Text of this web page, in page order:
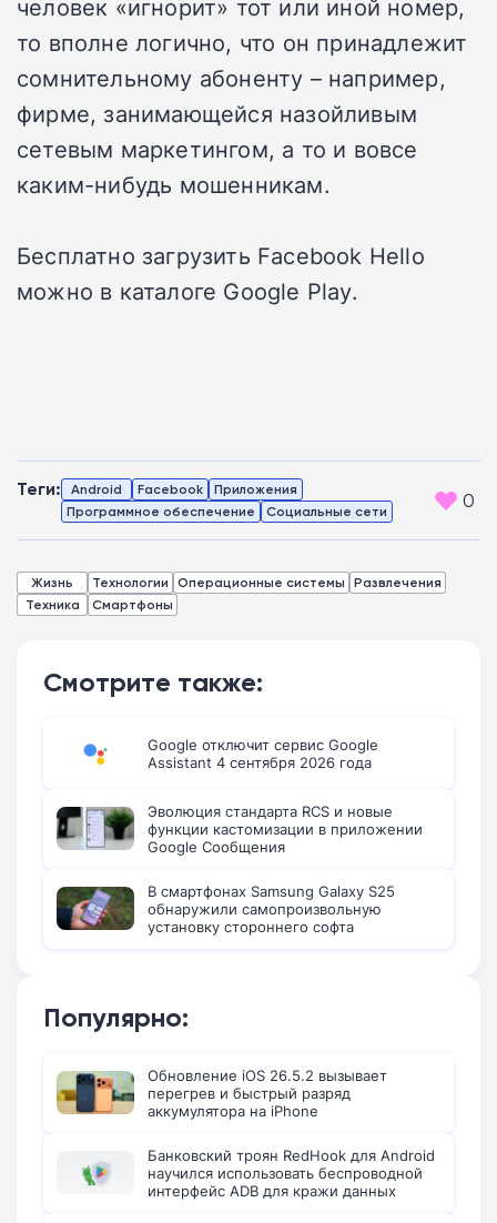
человек «игнорит» тот или иной номер,
то вполне логично, что он принадлежит
сомнительному абоненту – например,
фирме, занимающейся назойливым
сетевым маркетингом, а то и вовсе
каким-нибудь мошенникам.
Бесплатно загрузить Facebook Hello
можно в каталоге Google Play.
Теги: Android Facebook
Приложения
Программное обеспечение
Социальные сети 0
Жизнь Технологии Операционные системы Развлечения
Техника
Смартфоны
Смотрите также:
Google отключит сервис Google
Assistant 4 сентября 2026 года
Эволюция стандарта RCS и новые
функции кастомизации в приложении
Google Сообщения
В смартфонах Samsung Galaxy S25
обнаружили самопроизвольную
установку стороннего софта
Популярно:
Обновление iOS 26.5.2 вызывает
перегрев и быстрый разряд
аккумулятора на iPhone
Банковский троян RedHook для Android
научился использовать беспроводной
интерфейс ADB для кражи данных